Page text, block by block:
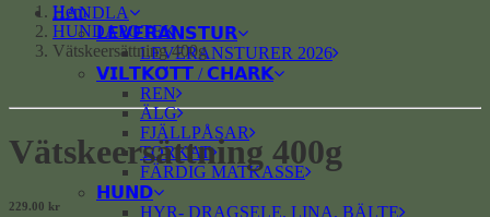
HANDLA
𝗟𝗘𝗩𝗘𝗥𝗔𝗡𝗦𝗧𝗨𝗥
LEVERANSTURER 2026
𝗩𝗜𝗟𝗧𝗞𝗢̈𝗧𝗧 / 𝗖𝗛𝗔𝗥𝗞
REN
ÄLG
FJÄLLPÅSAR
TORKAT
FÄRDIG MATKASSE
𝗛𝗨𝗡𝗗
HYR- DRAGSELE, LINA, BÄLTE
Hem
HUNDAPOTEK
Vätskeersättning 400g
Vätskeersättning 400g
229.00 kr